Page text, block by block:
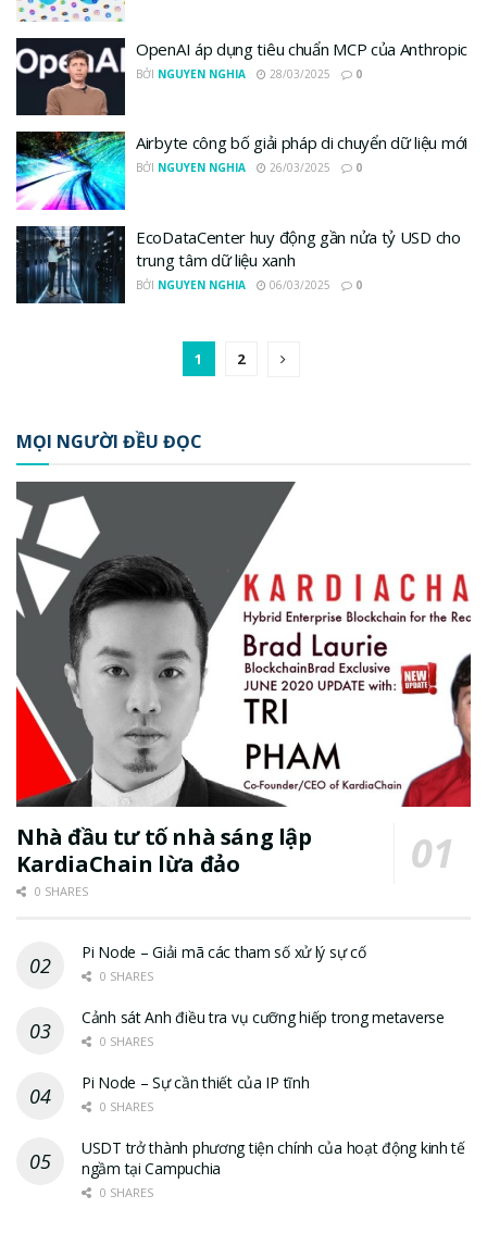
OpenAI áp dụng tiêu chuẩn MCP của Anthropic
BỞI NGUYEN NGHIA 28/03/2025 0
Airbyte công bố giải pháp di chuyển dữ liệu mới
BỞI NGUYEN NGHIA 26/03/2025 0
EcoDataCenter huy động gần nửa tỷ USD cho
trung tâm dữ liệu xanh
BỞI NGUYEN NGHIA 06/03/2025 0
1 2
MỌI NGƯỜI ĐỀU ĐỌC
Nhà đầu tư tố nhà sáng lập
KardiaChain lừa đảo
0 SHARES
Pi Node – Giải mã các tham số xử lý sự cố
0 SHARES
Cảnh sát Anh điều tra vụ cưỡng hiếp trong metaverse
0 SHARES
Pi Node – Sự cần thiết của IP tĩnh
0 SHARES
USDT trở thành phương tiện chính của hoạt động kinh tế
ngầm tại Campuchia
0 SHARES